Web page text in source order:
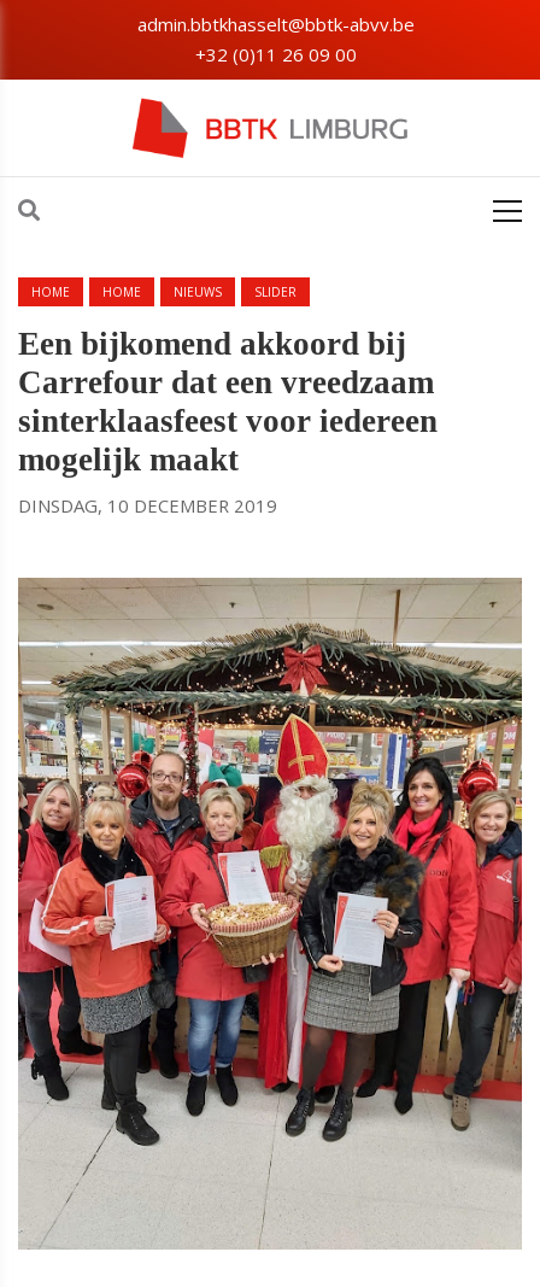
admin.bbtkhasselt@bbtk-abvv.be
+32 (0)11 26 09 00
HOME HOME NIEUWS SLIDER
Een bijkomend akkoord bij
Carrefour dat een vreedzaam
sinterklaasfeest voor iedereen
mogelijk maakt
DINSDAG, 10 DECEMBER 2019